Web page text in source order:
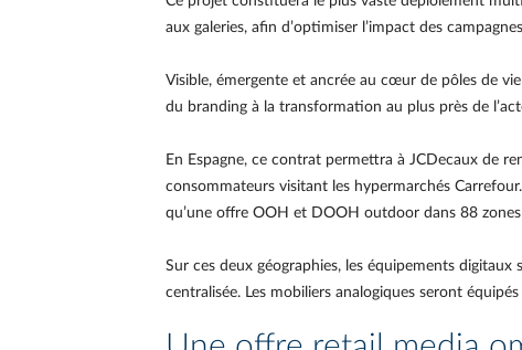
aux galeries, afin d’optimiser l’impact des
Visible, émergente et ancrée au cœur de pôles de
du branding à la transformation au plus près de
En Espagne, ce contrat permettra à JCDecaux de
consommateurs visitant les hypermarchés
qu’une offre OOH et DOOH outdoor dans 88
Sur ces deux géographies, les équipements
centralisée. Les mobiliers analogiques seront